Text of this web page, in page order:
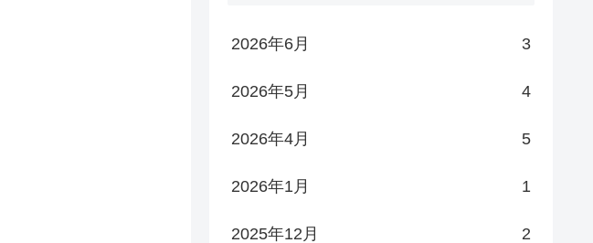
2026年6月 3
2026年5月 4
2026年4月 5
2026年1月 1
2025年12月 2